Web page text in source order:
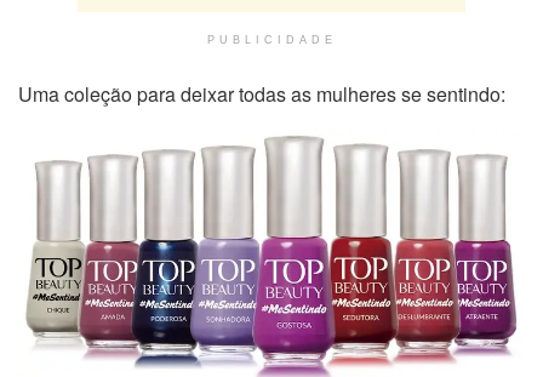
PUBLICIDADE
Uma coleção para deixar todas as mulheres se sentindo: